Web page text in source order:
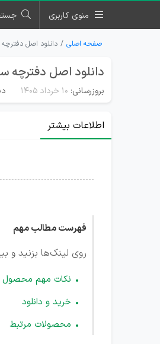
منوی کاربری
صفحه اصلی دانلود اصل
دانلود اصل دفترچه
بروزرسانی: ۱۰ خرداد ۱۴۰۵
اطلاعات بیشتر
فهرست مطالب مهم
روی لینک‌ها بزنید و
نکات مهم محصول
خرید و دانلود
محصولات مرتبط